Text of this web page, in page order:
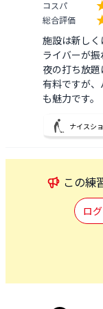
コスパ
総合評価
施設は新し
ライバーが振
夜の打ち放題
有料ですが
も魅力です。
ナイスシ
この練
ロ